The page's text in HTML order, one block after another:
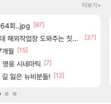
더보기+
64회..jpg [97]
업장 도와주는 짓은 좀 아니지않냐?
[37]
월
[15]
웅 시네마틱 [7]
잃은 뉴비분들! [12]
출연작 모음
보 및 주요 필모
개) - 귀환한 영혼 도전과제
치고.. (feat. 리아)